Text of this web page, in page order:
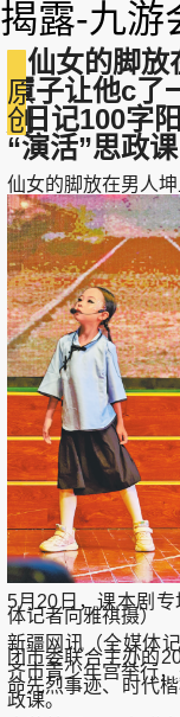
揭露-九游
原
创
仙女的脚放
罩子让他c了
_日记100字
“演活”思政
仙女的脚放在男人坤
5月20日，课本剧
体记者向雅祺摄）
新疆网讯（全媒体
团市委联合主办的
齐市青少年宫举行
命先烈事迹、时代
政课。